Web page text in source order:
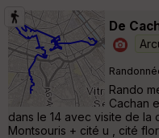
De
Rando
Cachan
dans le 14 avec visite de la
Montsouris + cité u , cité